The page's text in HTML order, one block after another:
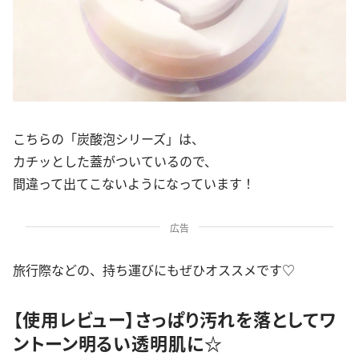
こちらの「炭酸泡シリーズ」は、
カチッとした蓋がついているので、
間違って出てこないようになっています！
広告
旅行際などの、持ち運びにもぜひオススメです♡
【使用レビュー】さっぱり汚れを落としてワ
ントーン明るい透明肌に☆